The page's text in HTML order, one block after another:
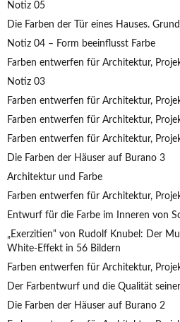
Notiz 05
Die Farben der Tür eines Hauses.
Notiz 04 – Form beeinflusst Farbe
Farben entwerfen für Architektur,
Notiz 03
Farben entwerfen für Architektur,
Farben entwerfen für Architektur,
Farben entwerfen für Architektur,
Die Farben der Häuser auf Burano 3
Architektur und Farbe
Farben entwerfen für Architektur,
Entwurf für die Farbe im Inneren von
„Exerzitien“ von Rudolf Knubel: Der
White-Effekt in 56 Bildern
Farben entwerfen für Architektur,
Der Farbentwurf und die Qualität
Die Farben der Häuser auf Burano 2